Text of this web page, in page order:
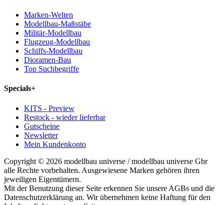
Marken-Welten
Modellbau-Maßstäbe
Militär-Modellbau
Flugzeug-Modellbau
Schiffs-Modellbau
Dioramen-Bau
Top Suchbegriffe
Specials+
KITS - Preview
Restock - wieder lieferbar
Gutscheine
Newsletter
Mein Kundenkonto
Copyright © 2026 modellbau universe / modellbau universe Gbr
alle Rechte vorbehalten. Ausgewiesene Marken gehören ihren
jeweiligen Eigentümern.
Mit der Benutzung dieser Seite erkennen Sie unsere AGBs und die
Datenschutzerklärung an. Wir übernehmen keine Haftung für den